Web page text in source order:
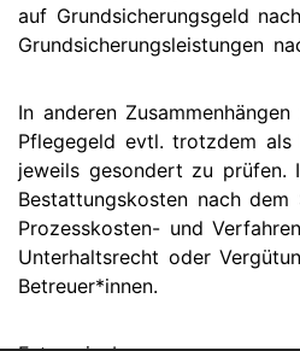
auf Grundsicherungsgeld
Grundsicherungsleistungen
In anderen
Pflegegeld evtl. trotzdem als
jeweils gesondert zu prüfen.
Bestattungskosten nach dem
Prozesskosten- und
Unterhaltsrecht oder
Betreuer*innen.